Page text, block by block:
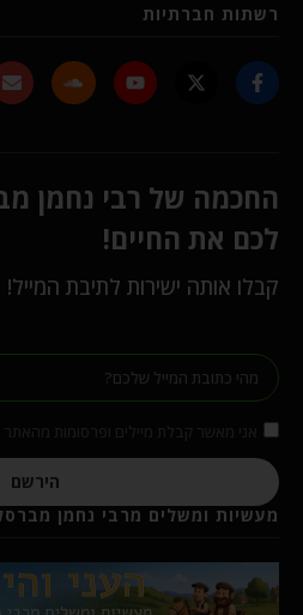
רשתות חברתיות
החכמה של רבי נחמן
לכם את החיים!
קבלו אותה ישירות לתיבת המייל!
הירשם
מעשיות ומשלים מרבי נחמן